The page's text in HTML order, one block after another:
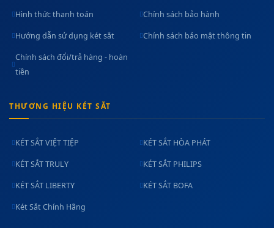
Hình thức thanh toán Chính sách bảo hành
Hướng dẫn sử dụng két sắt Chính sách bảo mật thông tin
Chính sách đổi/trả hàng - hoàn
tiền
THƯƠNG HIỆU KÉT SẮT
KÉT SẮT VIỆT TIỆP KÉT SẮT HÒA PHÁT
KÉT SẮT TRULY KÉT SẮT PHILIPS
KÉT SẮT LIBERTY KÉT SẮT BOFA
Két Sắt Chính Hãng